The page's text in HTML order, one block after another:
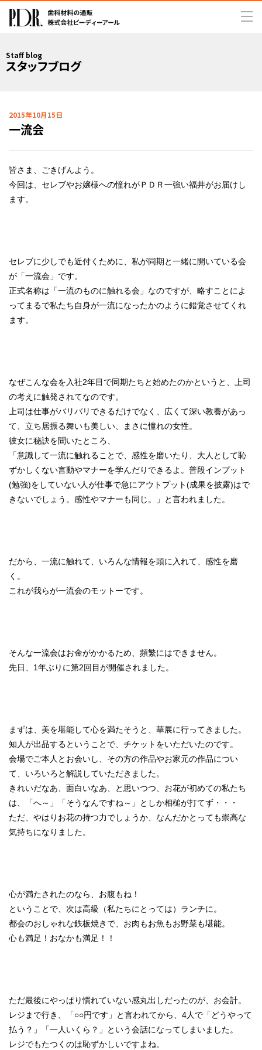
Staff blog
スタッフブログ
2015年10月15日
一流会
皆さま、ごきげんよう。
今回は、セレブやお嬢様への憧れがＰＤＲ一強い福井がお届けし
ます。
セレブに少しでも近付くために、私が同期と一緒に開いている会
が「一流会」です。
正式名称は「一流のものに触れる会」なのですが、略すことによ
ってまるで私たち自身が一流になったかのように錯覚させてくれ
ます。
なぜこんな会を入社2年目で同期たちと始めたのかというと、上司
の考えに触発されてなのです。
上司は仕事がバリバリできるだけでなく、広くて深い教養があっ
て、立ち居振る舞いも美しい、まさに憧れの女性。
彼女に秘訣を聞いたところ、
「意識して一流に触れることで、感性を磨いたり、大人として恥
ずかしくない言動やマナーを学んだりできるよ。普段インプット
(勉強)をしていない人が仕事で急にアウトプット(成果を披露)はで
きないでしょう。感性やマナーも同じ。」と言われました。
だから、一流に触れて、いろんな情報を頭に入れて、感性を磨
く。
これが我らが一流会のモットーです。
そんな一流会はお金がかかるため、頻繁にはできません。
先日、1年ぶりに第2回目が開催されました。
まずは、美を堪能して心を満たそうと、華展に行ってきました。
知人が出品するということで、チケットをいただいたのです。
会場でご本人とお会いし、その方の作品やお家元の作品につい
て、いろいろと解説していただきました。
きれいだなあ、面白いなあ、と思いつつ、お花が初めての私たち
は、「へ～」「そうなんですね～」としか相槌が打てず・・・
ただ、やはりお花の持つ力でしょうか、なんだかとっても崇高な
気持ちになりました。
心が満たされたのなら、お腹もね！
ということで、次は高級（私たちにとっては）ランチに。
都会のおしゃれな鉄板焼きで、お肉もお魚もお野菜も堪能。
心も満足！おなかも満足！！
ただ最後にやっぱり慣れていない感丸出しだったのが、お会計。
レジまで行き、「○○円です」と言われてから、4人で「どうやって
払う？」「一人いくら？」という会話になってしまいました。
レジでもたつくのは恥ずかしいですよね。